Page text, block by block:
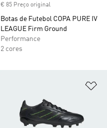
€ 85 Preço original
Botas de Futebol COPA PURE IV
LEAGUE Firm Ground
Performance
2 cores